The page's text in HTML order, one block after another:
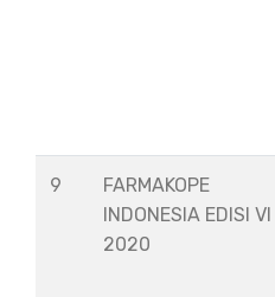
9
FARMAKOPE
INDONESIA EDISI VI
2020